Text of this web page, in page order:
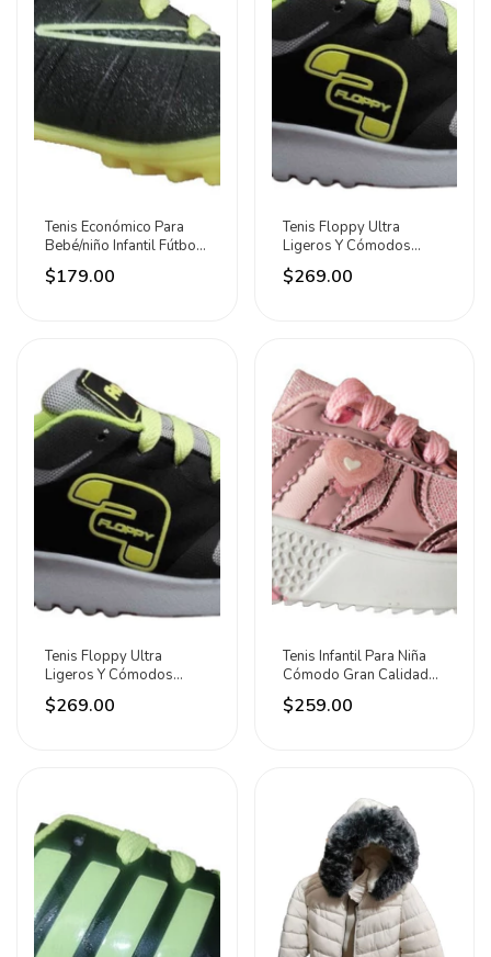
Tenis Económico Para
Bebé/niño Infantil Fútbol
Rápido Floppy Verde
Neón Del 13 Al 14.5
$179.00
Tenis Floppy Ultra
Ligeros Y Cómodos
Plata/negro/oxford/neón
Plateado 23 Al 26
$269.00
Tenis Floppy Ultra
Ligeros Y Cómodos
Plata/negro/oxford/neón
Plateado 23 Al 26
$269.00
Tenis Infantil Para Niña
Cómodo Gran Calidad
Moda Rosa 18 Al 21.5
Disponibles
$259.00